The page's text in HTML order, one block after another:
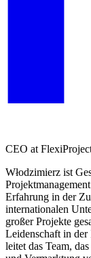
CEO at
Włodzimierz ist
Erfahrung in der
internationalen
großer Projekte
Leidenschaft in
leitet das Team,